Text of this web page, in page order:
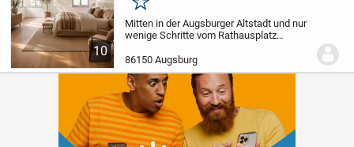
10
Merken
Mitten in der Augsburger Altstadt und nur
wenige Schritte vom Rathausplatz
Einheit die Möglichkeit, individuellen
Wohnraum in absoluter Bestlage zu
schaffen....
86150 Augsburg